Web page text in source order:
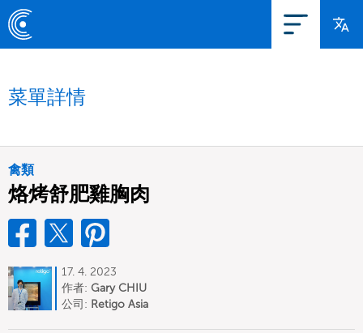
菜單詳情
禽類
烙烤舒肥雞胸肉
17. 4. 2023
作者: Gary CHIU
公司: Retigo Asia